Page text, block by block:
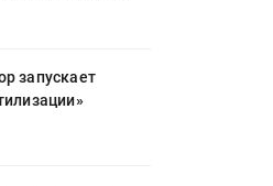
запускает